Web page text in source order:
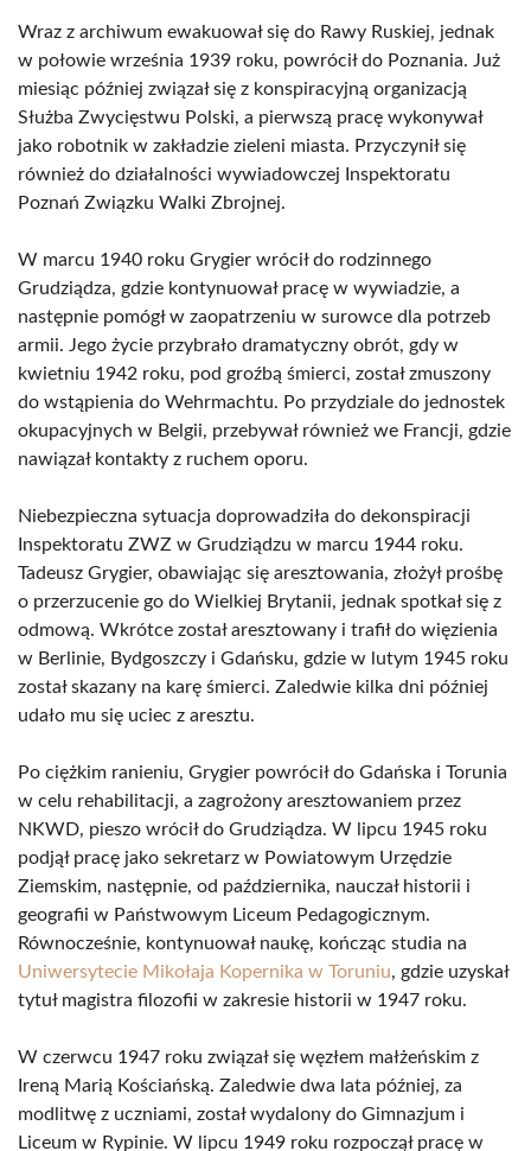
Wraz z archiwum ewakuował się do Rawy Ruskiej, jednak
w połowie września 1939 roku, powrócił do Poznania. Już
miesiąc później związał się z konspiracyjną organizacją
Służba Zwycięstwu Polski, a pierwszą pracę wykonywał
jako robotnik w zakładzie zieleni miasta. Przyczynił się
również do działalności wywiadowczej Inspektoratu
Poznań Związku Walki Zbrojnej.
W marcu 1940 roku Grygier wrócił do rodzinnego
Grudziądza, gdzie kontynuował pracę w wywiadzie, a
następnie pomógł w zaopatrzeniu w surowce dla potrzeb
armii. Jego życie przybrało dramatyczny obrót, gdy w
kwietniu 1942 roku, pod groźbą śmierci, został zmuszony
do wstąpienia do Wehrmachtu. Po przydziale do jednostek
okupacyjnych w Belgii, przebywał również we Francji, gdzie
nawiązał kontakty z ruchem oporu.
Niebezpieczna sytuacja doprowadziła do dekonspiracji
Inspektoratu ZWZ w Grudziądzu w marcu 1944 roku.
Tadeusz Grygier, obawiając się aresztowania, złożył prośbę
o przerzucenie go do Wielkiej Brytanii, jednak spotkał się z
odmową. Wkrótce został aresztowany i trafił do więzienia
w Berlinie, Bydgoszczy i Gdańsku, gdzie w lutym 1945 roku
został skazany na karę śmierci. Zaledwie kilka dni później
udało mu się uciec z aresztu.
Po ciężkim ranieniu, Grygier powrócił do Gdańska i Torunia
w celu rehabilitacji, a zagrożony aresztowaniem przez
NKWD, pieszo wrócił do Grudziądza. W lipcu 1945 roku
podjął pracę jako sekretarz w Powiatowym Urzędzie
Ziemskim, następnie, od października, nauczał historii i
geografii w Państwowym Liceum Pedagogicznym.
Równocześnie, kontynuował naukę, kończąc studia na
Uniwersytecie Mikołaja Kopernika w Toruniu, gdzie uzyskał
tytuł magistra filozofii w zakresie historii w 1947 roku.
W czerwcu 1947 roku związał się węzłem małżeńskim z
Ireną Marią Kościańską. Zaledwie dwa lata później, za
modlitwę z uczniami, został wydalony do Gimnazjum i
Liceum w Rypinie. W lipcu 1949 roku rozpoczął pracę w